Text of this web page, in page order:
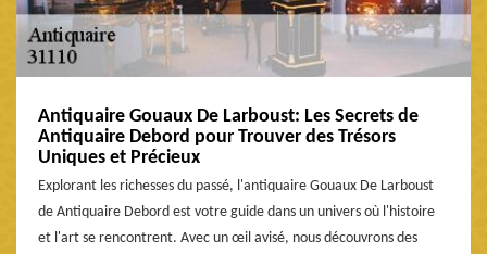
Antiquaire Gouaux De Larboust: Les Secrets de
Antiquaire Debord pour Trouver des Trésors
Uniques et Précieux
Explorant les richesses du passé, l'antiquaire Gouaux De Larboust
de Antiquaire Debord est votre guide dans un univers où l'histoire
et l'art se rencontrent. Avec un œil avisé, nous découvrons des